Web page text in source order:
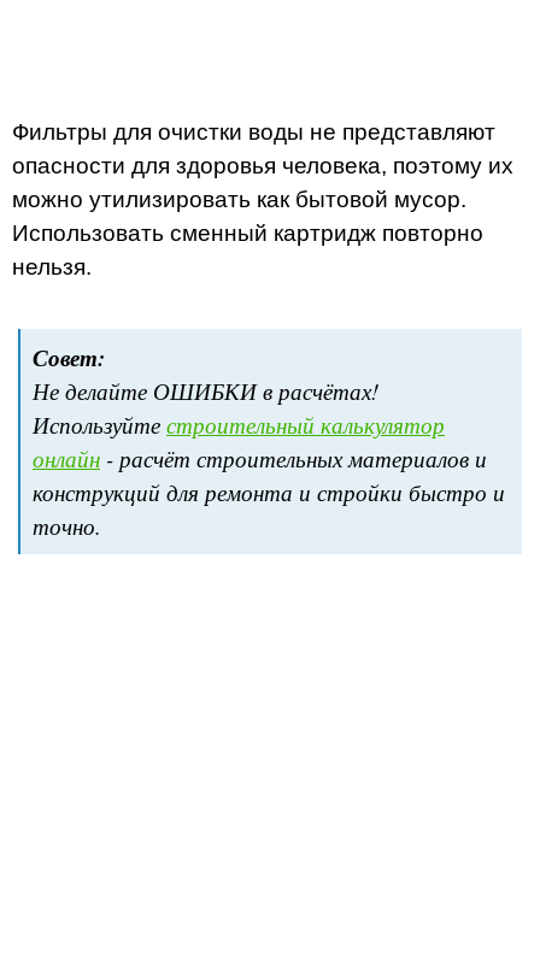
Фильтры для очистки воды не представляют
опасности для здоровья человека, поэтому их
можно утилизировать как бытовой мусор.
Использовать сменный картридж повторно
нельзя.
Совет:
Не делайте ОШИБКИ в расчётах!
Используйте строительный калькулятор
онлайн - расчёт строительных материалов и
конструкций для ремонта и стройки быстро и
точно.